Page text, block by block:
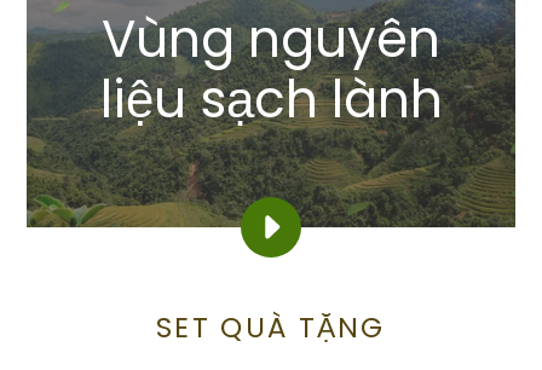
Vùng nguyên
liệu sạch lành
XEM
SET QUÀ TẶNG